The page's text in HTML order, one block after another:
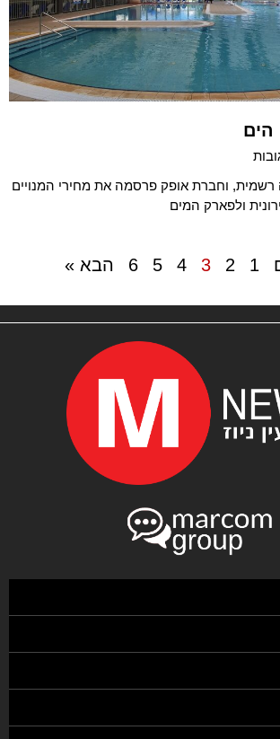
הים
וחברת אופק פרסמה את מחירי המנויים
ולפארק המים
1
2
3
4
5
6 הבא »